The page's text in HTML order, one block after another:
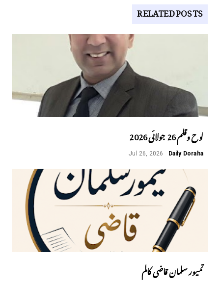
RELATED POSTS
لوح وقلم 26 جولائی 2026
Daily Doraha
Jul 26, 2026
تمیور سلمان قاضی کالم